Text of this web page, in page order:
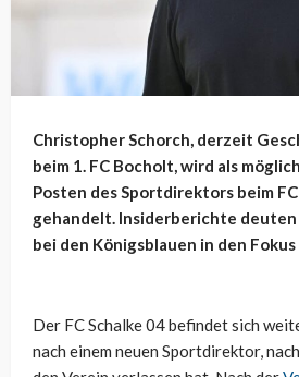
Christopher Schorch, derzeit
beim 1. FC Bocholt, wird als
Posten des Sportdirektors beim
gehandelt. Insiderberichte deuten
bei den Königsblauen in den
Der FC Schalke 04 befindet sich
nach einem neuen Sportdirektor,